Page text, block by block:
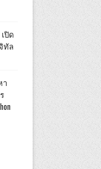
ปิด
ทัล
า